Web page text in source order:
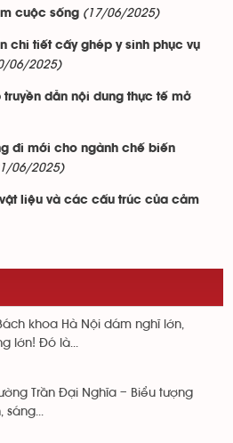
cuộc sống (17/06/2025)
chi tiết cấy ghép y sinh phục vụ
06/2025)
truyền dẫn nội dung thực tế mở
đi mới cho ngành chế biến
06/2025)
liệu và các cấu trúc của cảm
khoa Hà Nội dám nghĩ lớn,
lớn! Đó là...
Trần Đại Nghĩa – Biểu tượng
sáng...